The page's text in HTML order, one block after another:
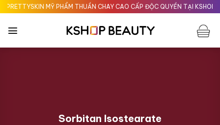
Chuyển
đến
nội
MỸ PHẨM THUẦN CHAY CAO CẤP ĐỘC QUYỀN TẠI
Sorbitan Isostearate